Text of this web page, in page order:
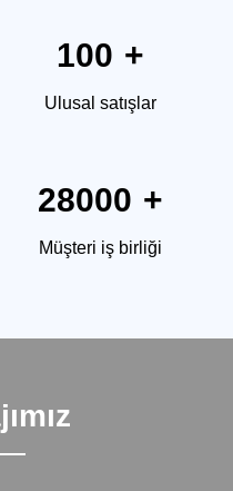
100 +
Ulusal satışlar
28000 +
Müşteri iş birliği